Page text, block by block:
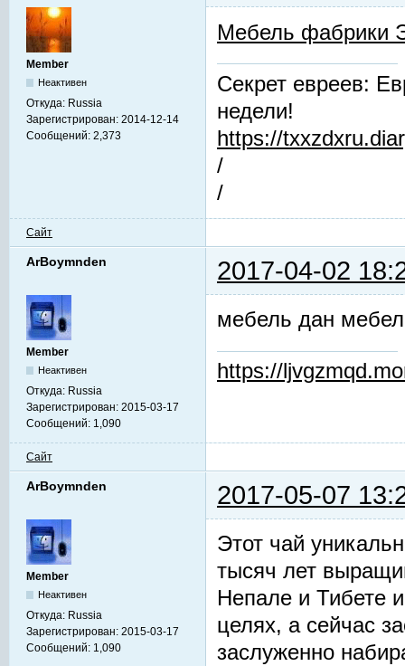
Member
Неактивен
Откуда: Russia
Зарегистрирован: 2014-12-14
Сообщений: 2,373
Мебель фабрики
Секрет евреев:
недели!
https://
/
/
Сайт
ArBoymnden 2017-04-02
Member
Неактивен
Откуда: Russia
Зарегистрирован: 2015-03-17
Сообщений: 1,090
мебель дан
https://
Сайт
ArBoymnden 2017-05-07
Member
Неактивен
Откуда: Russia
Зарегистрирован: 2015-03-17
Сообщений: 1,090
Этот чай
тысяч лет
Непале и Тибете
целях, а сейчас
заслуженно